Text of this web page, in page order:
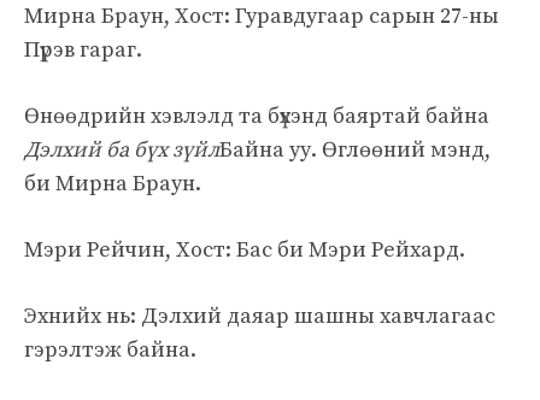
Мирна Браун, Хост: Гуравдугаар сарын 27-ны
Пүрэв гараг.
Өнөөдрийн хэвлэлд та бүхэнд баяртай байна
Дэлхий ба бүх зүйлБайна уу. Өглөөний мэнд,
би Мирна Браун.
Мэри Рейчин, Хост: Бас би Мэри Рейхард.
Эхнийх нь: Дэлхий даяар шашны хавчлагаас
гэрэлтэж байна.